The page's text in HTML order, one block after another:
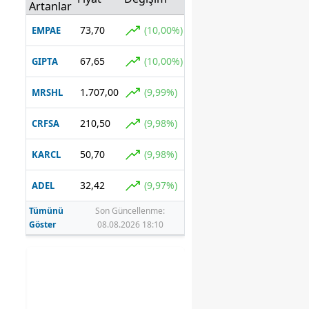
imzalayor
Artanlar
EMPAE 73,70 (10,00%)
GIPTA 67,65 (10,00%)
MRSHL 1.707,00 (9,99%)
CRFSA 210,50 (9,98%)
KARCL 50,70 (9,98%)
ADEL 32,42 (9,97%)
Tümünü
Göster
Son Güncellenme:
08.08.2026 18:10